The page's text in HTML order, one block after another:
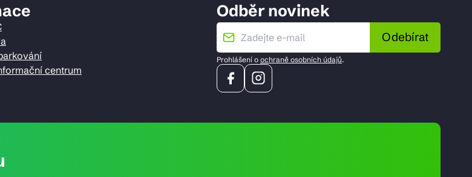
centrum
Odběr novinek
Odebírat
Prohlášení o ochraně osobních údajů.